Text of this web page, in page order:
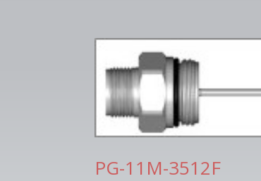
PG-11M-3512F